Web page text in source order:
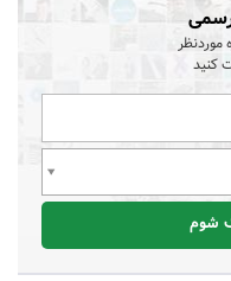
رسمی
موردنظر
کنید
شوم